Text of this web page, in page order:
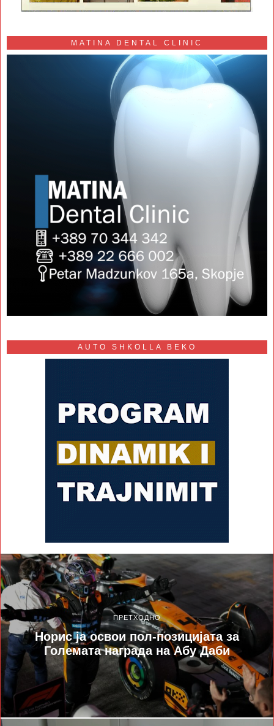
MATINA DENTAL CLINIC
AUTO SHKOLLA BEKO
ПРЕТХОДНО
Норис ја освои пол-позицијата за
Големата награда на Абу Даби